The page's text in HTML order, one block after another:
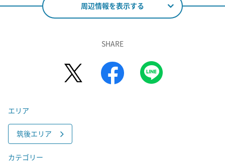
周辺情報を表示する
SHARE
エリア
筑後エリア
カテゴリー